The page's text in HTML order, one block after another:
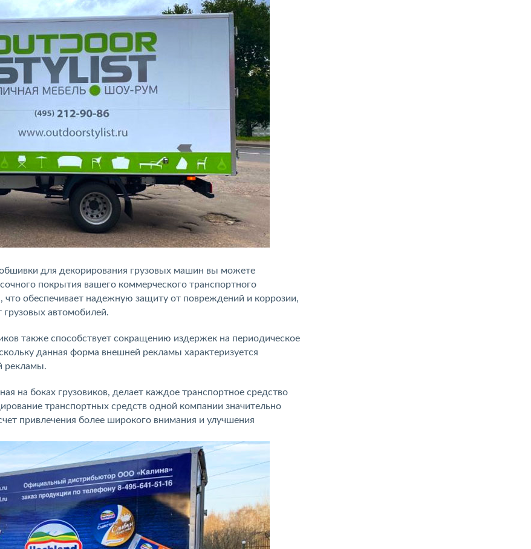
для декорирования грузовых машин вы можете
покрытия вашего коммерческого транспортного
что обеспечивает надежную защиту от повреждений и коррозии,
автомобилей.
также способствует сокращению издержек на периодическое
данная форма внешней рекламы характеризуется
рекламы.
на боках грузовиков, делает каждое транспортное средство
транспортных средств одной компании значительно
привлечения более широкого внимания и улучшения